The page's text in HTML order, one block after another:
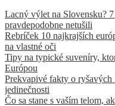
Lacný výlet na Slovensku?
pravdepodobne netušili
Rebríček 10 najkrajších
na vlastné oči
Tipy na typické suveníry,
Európou
Prekvapivé fakty o
jedinečnosti
Čo sa stane s vaším telom,